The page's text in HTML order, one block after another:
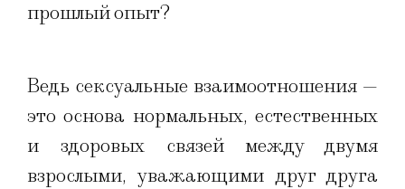
прошлый опыт?
Ведь сексуальные взаимоотношения —
это основа нормальных, естественных
и здоровых связей между двумя
взрослыми, уважающими друг друга